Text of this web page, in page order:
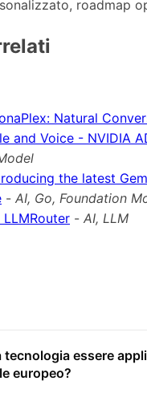
roadmap
Natural
and Voice - NVIDIA
the latest
- AI, Go, Foundation
- AI, LLM
tecnologia essere
europeo?